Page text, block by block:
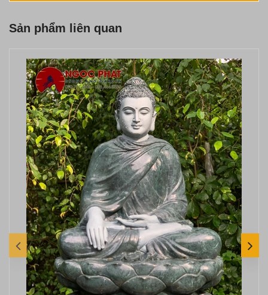
Sản phẩm liên quan